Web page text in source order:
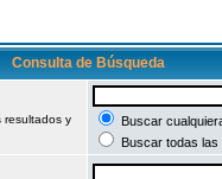
Consulta de Búsqueda
resultados y
Buscar
Buscar todas las